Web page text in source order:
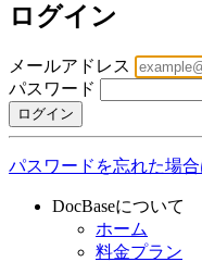
ログイン
メールアドレス
パスワード
パスワードを忘れた場
DocBaseについて
ホーム
料金プラン